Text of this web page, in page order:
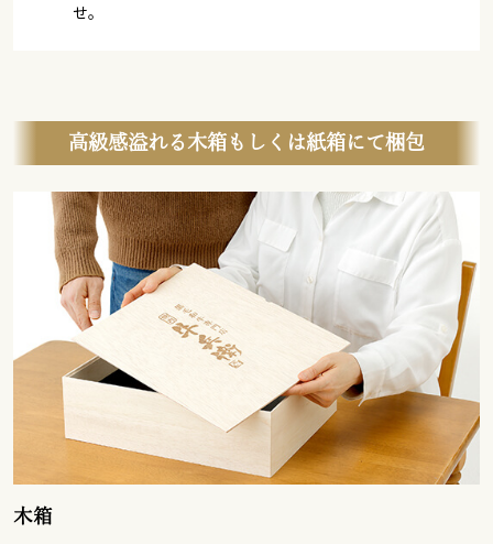
せ。
高級感溢れる木箱もしくは紙箱にて梱包
木箱